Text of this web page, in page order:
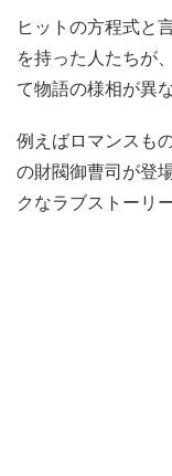
ヒットの方程式と
を持った人たちが
て物語の様相が異な
例えばロマンスも
の財閥御曹司が登
クなラブストーリ